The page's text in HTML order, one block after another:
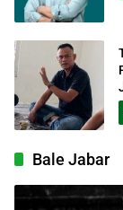
Bale Jabar